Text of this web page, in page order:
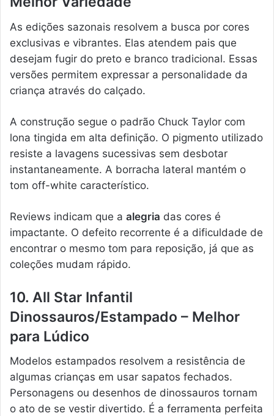
As edições sazonais resolvem a busca por cores
exclusivas e vibrantes. Elas atendem pais que
desejam fugir do preto e branco tradicional. Essas
versões permitem expressar a personalidade da
criança através do calçado.
A construção segue o padrão Chuck Taylor com
lona tingida em alta definição. O pigmento utilizado
resiste a lavagens sucessivas sem desbotar
instantaneamente. A borracha lateral mantém o
tom off-white característico.
Reviews indicam que a alegria das cores é
impactante. O defeito recorrente é a dificuldade de
encontrar o mesmo tom para reposição, já que as
coleções mudam rápido.
10. All Star Infantil
Dinossauros/Estampado – Melhor
para Lúdico
Modelos estampados resolvem a resistência de
algumas crianças em usar sapatos fechados.
Personagens ou desenhos de dinossauros tornam
o ato de se vestir divertido. É a ferramenta perfeita